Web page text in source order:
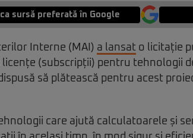
sursă preferată în Google
Interne (MAI) a lansat o licitație
licențe (subscripții) pentru tehnologii
să plătească pentru acest
care ajută calculatoarele și